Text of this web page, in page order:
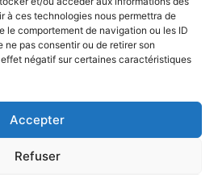
à ces technologies nous permettra de
le comportement de navigation ou les ID
ne pas consentir ou de retirer son
négatif sur certaines caractéristiques
Accepter
Refuser